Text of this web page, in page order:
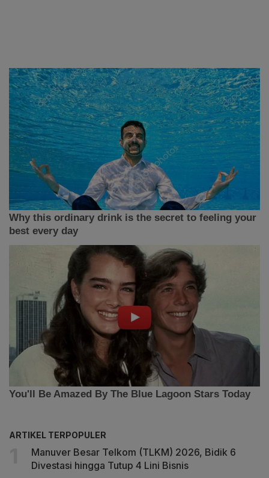
ARTIKEL TERPOPULER
Manuver Besar Telkom (TLKM) 2026, Bidik 6
Divestasi hingga Tutup 4 Lini Bisnis